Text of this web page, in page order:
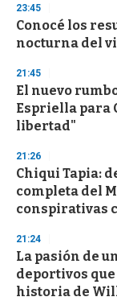
23:45
Conocé los
nocturna del
21:45
El nuevo
Espriella para
libertad"
21:26
Chiqui Tapia:
completa del
conspirativas
21:24
La pasión de
deportivos
historia de